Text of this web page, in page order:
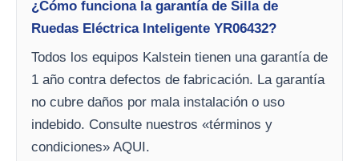
¿Cómo funciona la garantía de Silla de
Ruedas Eléctrica Inteligente YR06432?
Todos los equipos Kalstein tienen una garantía de
1 año contra defectos de fabricación. La garantía
no cubre daños por mala instalación o uso
indebido. Consulte nuestros «términos y
condiciones» AQUI.